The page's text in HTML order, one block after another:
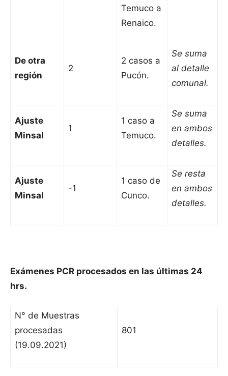
Temuco a
Renaico.
De otra
región
2
2 casos a
Pucón.
Se suma
al detalle
comunal.
Ajuste
Minsal
1
1 caso a
Temuco.
Se suma
en ambos
detalles.
Ajuste
Minsal
-1
1 caso de
Cunco.
Se resta
en ambos
detalles.
Exámenes PCR procesados en las últimas 24
hrs.
N° de Muestras
procesadas
(19.09.2021)
801